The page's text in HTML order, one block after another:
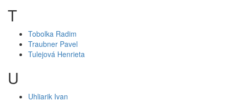
T
Tobolka Radim
Traubner Pavel
Tulejová Henrieta
U
Uhliarik Ivan